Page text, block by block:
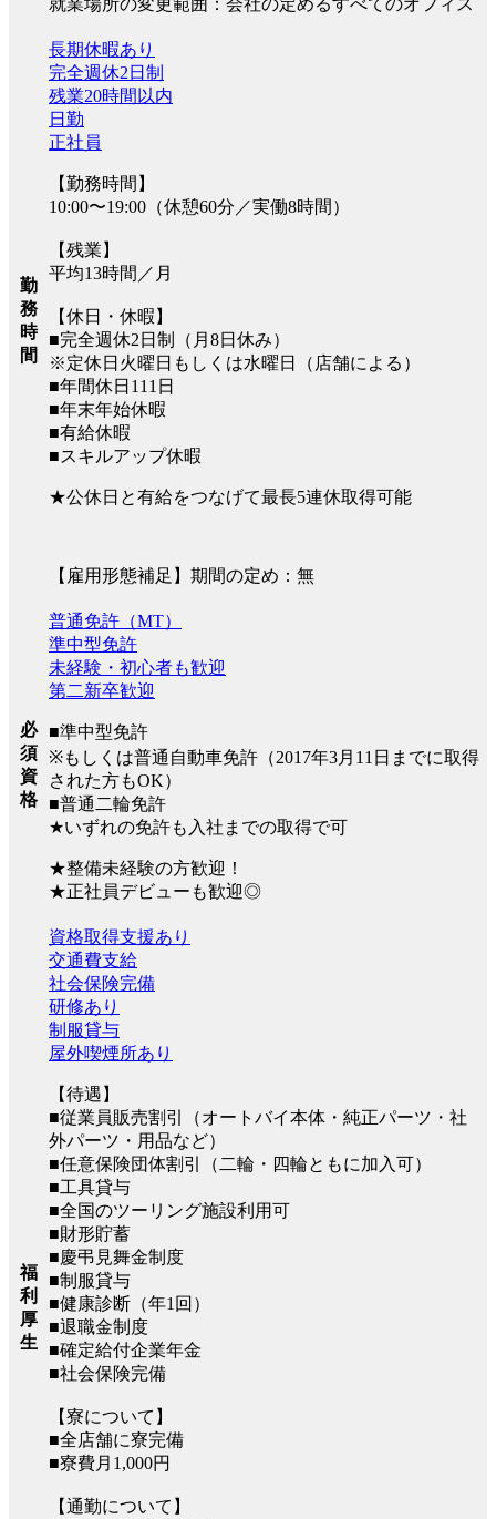
就業場所の変更範囲：会社の定めるすべてのオフィス
勤
務
時
間
長期休暇あり
完全週休2日制
残業20時間以内
日勤
正社員
【勤務時間】
10:00〜19:00（休憩60分／実働8時間）
【残業】
平均13時間／月
【休日・休暇】
■完全週休2日制（月8日休み）
※定休日火曜日もしくは水曜日（店舗による）
■年間休日111日
■年末年始休暇
■有給休暇
■スキルアップ休暇
★公休日と有給をつなげて最長5連休取得可能
【雇用形態補足】期間の定め：無
必
須
資
格
普通免許（MT）
準中型免許
未経験・初心者も歓迎
第二新卒歓迎
■準中型免許
※もしくは普通自動車免許（2017年3月11日までに取得
された方もOK）
■普通二輪免許
★いずれの免許も入社までの取得で可
★整備未経験の方歓迎！
★正社員デビューも歓迎◎
福
利
厚
生
資格取得支援あり
交通費支給
社会保険完備
研修あり
制服貸与
屋外喫煙所あり
【待遇】
■従業員販売割引（オートバイ本体・純正パーツ・社
外パーツ・用品など）
■任意保険団体割引（二輪・四輪ともに加入可）
■工具貸与
■全国のツーリング施設利用可
■財形貯蓄
■慶弔見舞金制度
■制服貸与
■健康診断（年1回）
■退職金制度
■確定給付企業年金
■社会保険完備
【寮について】
■全店舗に寮完備
■寮費月1,000円
【通勤について】